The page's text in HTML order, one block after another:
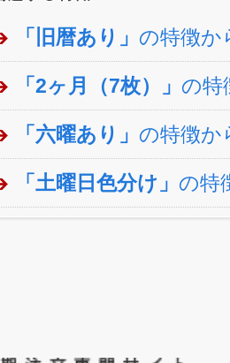
「旧暦あり」 の特徴か
「2ヶ月（7枚）」 の特
「六曜あり」 の特徴か
「土曜日色分け」 の特